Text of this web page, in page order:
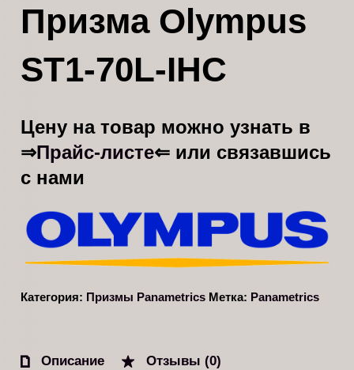
Призма Olympus
ST1-70L-IHC
Цену на товар можно узнать в
⇒Прайс-листе⇐ или связавшись
с нами
Категория: Призмы Panametrics Метка: Panametrics
Описание Отзывы (0)